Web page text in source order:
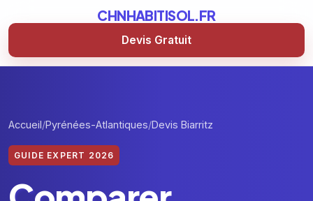
CHNHABITISOL.FR
Devis Gratuit
Accueil Pyrénées-Atlantiques Devis Biarritz
GUIDE EXPERT 2026